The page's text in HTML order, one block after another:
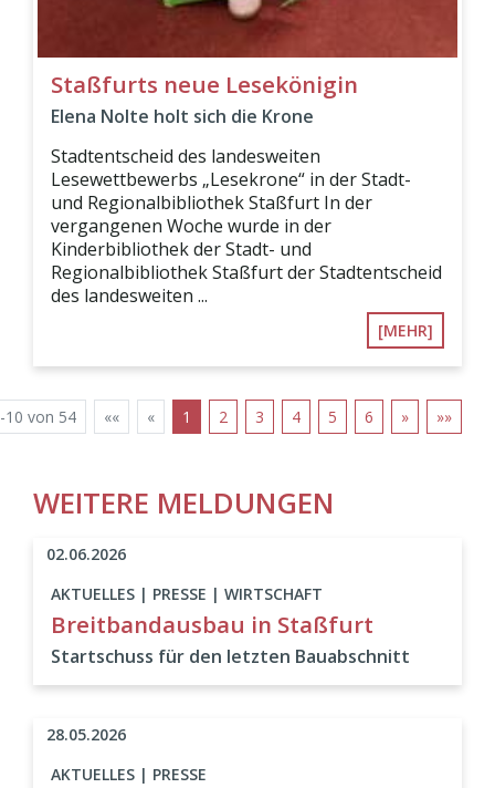
Staßfurts neue Lesekönigin
Elena Nolte holt sich die Krone
Stadtentscheid des landesweiten
Lesewettbewerbs „Lesekrone“ in der Stadt-
und Regionalbibliothek Staßfurt In der
vergangenen Woche wurde in der
Kinderbibliothek der Stadt- und
Regionalbibliothek Staßfurt der Stadtentscheid
des landesweiten ...
[MEHR]
10 von 54 «« « 1 2 3 4 5 6 » »»
WEITERE MELDUNGEN
AKTUELLES | PRESSE | WIRTSCHAFT
Breitbandausbau in Staßfurt
Startschuss für den letzten Bauabschnitt
02.06.2026
AKTUELLES | PRESSE
28.05.2026